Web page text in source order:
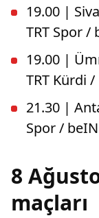
19.00 |
TRT Spor /
19.00 |
TRT Kürdi
21.30 |
Spor /
8
maçları